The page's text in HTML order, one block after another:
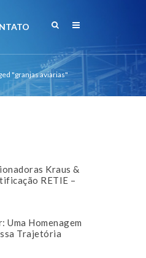
"granjas aviarias"
Kraus &
RETIE –
Uma Homenagem
Trajetória